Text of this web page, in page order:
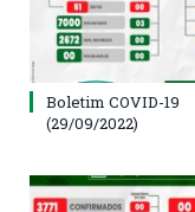
Boletim COVID-19
(29/09/2022)